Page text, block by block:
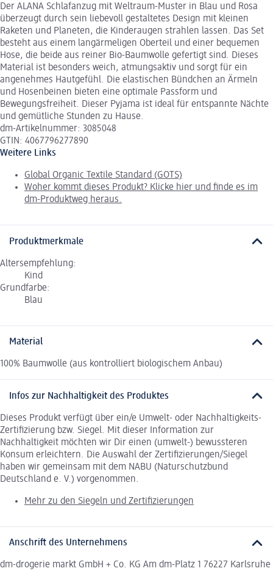
Der ALANA Schlafanzug mit Weltraum-Muster in Blau und Rosa
überzeugt durch sein liebevoll gestaltetes Design mit kleinen
Raketen und Planeten, die Kinderaugen strahlen lassen. Das Set
besteht aus einem langärmeligen Oberteil und einer bequemen
Hose, die beide aus reiner Bio-Baumwolle gefertigt sind. Dieses
Material ist besonders weich, atmungsaktiv und sorgt für ein
angenehmes Hautgefühl. Die elastischen Bündchen an Ärmeln
und Hosenbeinen bieten eine optimale Passform und
Bewegungsfreiheit. Dieser Pyjama ist ideal für entspannte Nächte
und gemütliche Stunden zu Hause.
dm-Artikelnummer: 3085048
GTIN: 4067796277890
Weitere Links
Global Organic Textile Standard (GOTS)
Woher kommt dieses Produkt? Klicke hier und finde es im
dm-Produktweg heraus.
Produktmerkmale
Altersempfehlung:
Kind
Grundfarbe:
Blau
Material
100% Baumwolle (aus kontrolliert biologischem Anbau)
Infos zur Nachhaltigkeit des Produktes
Dieses Produkt verfügt über ein/e Umwelt- oder Nachhaltigkeits-
Zertifizierung bzw. Siegel. Mit dieser Information zur
Nachhaltigkeit möchten wir Dir einen (umwelt-) bewussteren
Konsum erleichtern. Die Auswahl der Zertifizierungen/Siegel
haben wir gemeinsam mit dem NABU (Naturschutzbund
Deutschland e. V.) vorgenommen.
Mehr zu den Siegeln und Zertifizierungen
Anschrift des Unternehmens
dm-drogerie markt GmbH + Co. KG Am dm-Platz 1 76227 Karlsruhe